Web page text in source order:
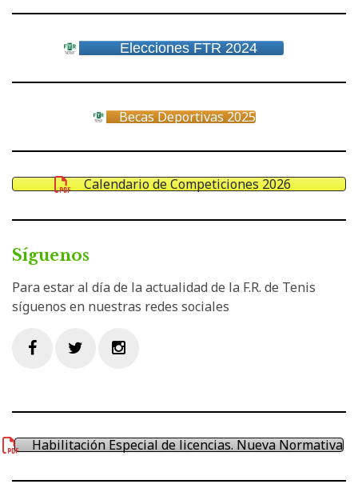
Elecciones FTR 2024
Becas Deportivas 2025
Calendario de Competiciones 2026
Síguenos
Para estar al día de la actualidad de la F.R. de Tenis
síguenos en nuestras redes sociales
Habilitación Especial de licencias. Nueva Normativa